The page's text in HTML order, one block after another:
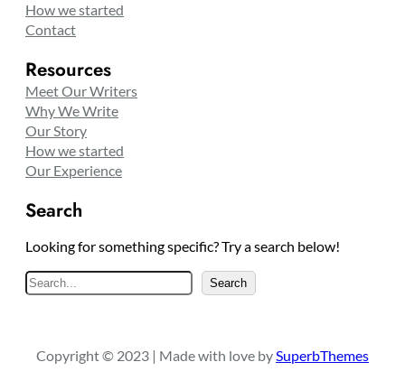
How we started
Contact
Resources
Meet Our Writers
Why We Write
Our Story
How we started
Our Experience
Search
Looking for something specific? Try a search below!
e
c
Search
Copyright © 2023 | Made with love bySuperbThemes